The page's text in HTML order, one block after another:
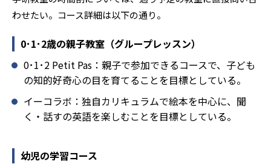
わせたい。コース詳細は以下の通り。
0･1･2歳の親子教室（グループレッスン）
0･1･2 Petit Pas：親子で参加できるコースで、子ども
の知的好奇心の目を育てることを目標としている。
イーコラボ：独自カリキュラムで絵本を中心に、聞
く・話すの英語を楽しむことを目標としている。
幼児の学習コース